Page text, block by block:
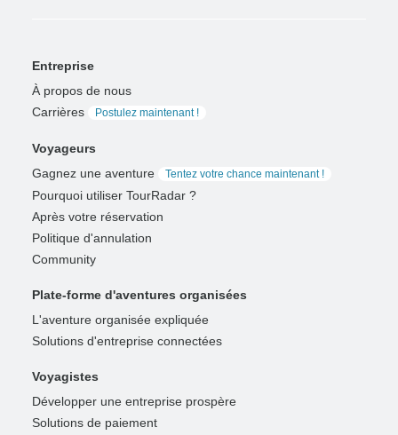
Entreprise
À propos de nous
Carrières
Postulez maintenant !
Voyageurs
Gagnez une aventure
Tentez votre chance maintenant !
Pourquoi utiliser TourRadar ?
Après votre réservation
Politique d'annulation
Community
Plate-forme d'aventures organisées
L'aventure organisée expliquée
Solutions d'entreprise connectées
Voyagistes
Développer une entreprise prospère
Solutions de paiement